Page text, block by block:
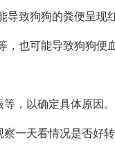
致狗狗的粪便呈现红
也可能导致狗狗便血
，以确定具体原因。
一天看情况是否好转